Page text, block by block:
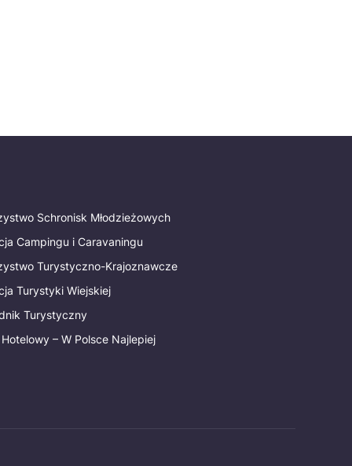
Schronisk Młodzieżowych
Campingu i Caravaningu
Turystyczno-Krajoznawcze
Turystyki Wiejskiej
Turystyczny
– W Polsce Najlepiej